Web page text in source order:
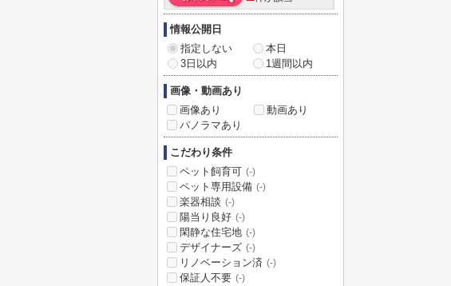
情報公開日
指定しない
本日
3日以内
1週間以内
画像・動画あり
画像あり
動画あり
パノラマあり
こだわり条件
ペット飼育可 (-)
ペット専用設備 (-)
楽器相談 (-)
陽当り良好 (-)
閑静な住宅地 (-)
デザイナーズ (-)
リノベーション済 (-)
保証人不要 (-)